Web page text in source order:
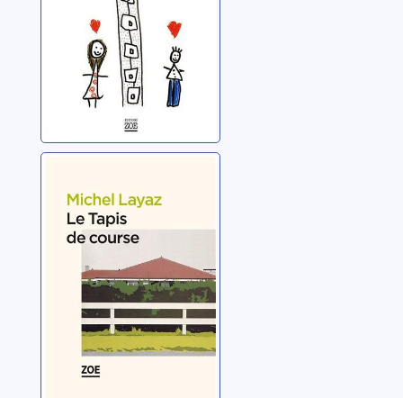
course
Layaz, Michel